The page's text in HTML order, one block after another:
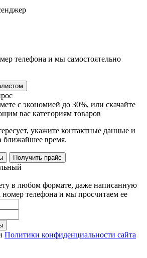
телефона и мы самостоятельно
с экономией до 30%, или скачайте
вас категориям товаров
укажите контактные данные и
ближайшее время.
Получить прайс
в любом формате, даже написанную
телефона и мы просчитаем ее
Политики конфиденциальности сайта